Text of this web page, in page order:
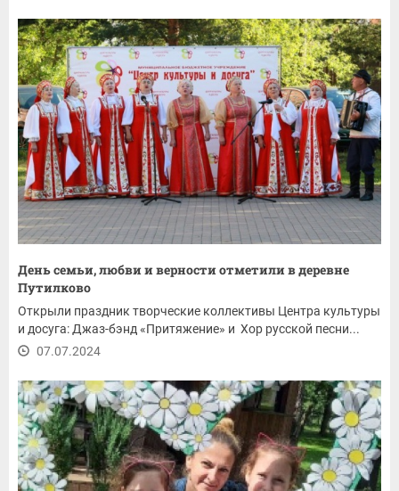
День семьи, любви и верности отметили в деревне
Путилково
Открыли праздник творческие коллективы Центра культуры
и досуга: Джаз-бэнд «Притяжение» и Хор русской песни...
07.07.2024